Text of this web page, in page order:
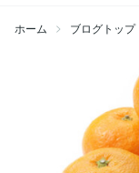
ホーム ブログトップ